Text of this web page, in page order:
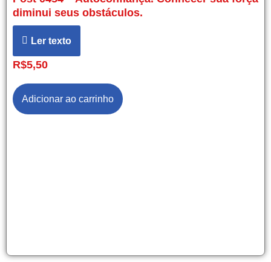
diminui seus obstáculos.
Ler texto
R$5,50
Adicionar ao carrinho